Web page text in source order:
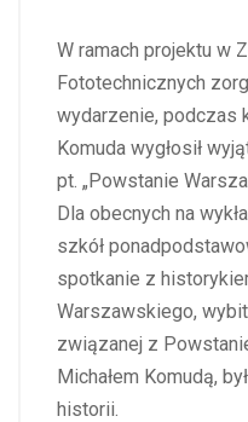
W ramach projektu w
Fototechnicznych
wydarzenie, podczas
Komuda wygłosił
pt. „Powstanie
Dla obecnych na
szkół
spotkanie z
Warszawskiego,
związanej z
Michałem Komudą,
historii.